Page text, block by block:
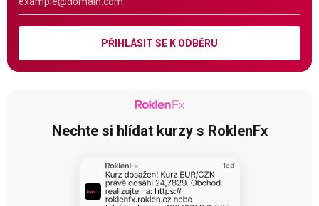
PŘIHLÁSIT SE K ODBĚRU
Nechte si hlídat kurzy s RoklenFx